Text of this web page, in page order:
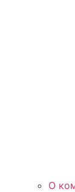
О